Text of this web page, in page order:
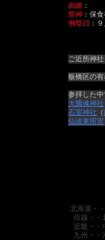
由緒 ：
祭神 ：保
例祭日 ：
ご近所神社
板橋区の有
参拝した
大國魂神社
石室神社 （
仙波東照宮
北海道・
信越・・
近畿・・
九州・・